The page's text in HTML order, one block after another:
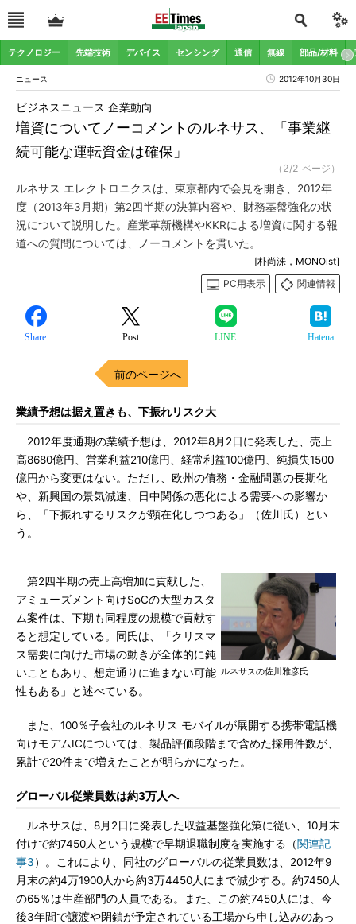
テクノロジー 先端技術 デバイス センシング 通信 無線 部品/材料
ニュース 2012年10月30日
増資についてノーコメントのルネサス、「事業継
続可能な運転資金は確保」
ビジネスニュース 企業動向
（2/2 ページ）
ルネサス エレクトロニクスは、東京都内で会見を開き、2012年
度（2013年3月期）第2四半期の決算内容や、財務基盤強化の状
況について説明した。産業革新機構やKKRによる増資に関する報
道への質問については、ノーコメントを貫いた。
[朴尚洙，MONOist]
PC用表示
関連情報
Share Post LINE Hatena
前のページへ
業績予想は据え置きも、下振れリスク大
2012年度通期の業績予想は、2012年8月2日に発表した、売上
高8680億円、営業利益210億円、経常利益100億円、純損失1500
億円から変更はない。ただし、欧州の債務・金融問題の長期化
や、新興国の景気減速、日中関係の悪化による需要への影響か
ら、「下振れするリスクが顕在化しつつある」（佐川氏）とい
う。
ルネサスの佐川雅彦氏
第2四半期の売上高増加に貢献した、
アミューズメント向けSoCの大型カスタ
ム案件は、下期も同程度の規模で貢献す
ると想定している。同氏は、「クリスマ
ス需要に向けた市場の動きが全体的に鈍
いこともあり、想定通りに進まない可能
性もある」と述べている。
また、100％子会社のルネサス モバイルが展開する携帯電話機
向けモデムICについては、製品評価段階まで含めた採用件数が、
累計で20件まで増えたことが明らかになった。
グローバル従業員数は約3万人へ
ルネサスは、8月2日に発表した収益基盤強化策に従い、10月末
付けで約7450人という規模で早期退職制度を実施する（関連記
事3）。これにより、同社のグローバルの従業員数は、2012年9
月末の約4万1900人から約3万4450人にまで減少する。約7450人
の65％は生産部門の人員である。また、この約7450人には、今
後3年間で譲渡や閉鎖が予定されている工場から申し込みのあっ